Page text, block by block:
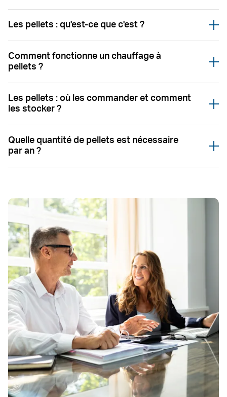
Les pellets : qu'est-ce que c'est ?
Öffnen
Comment fonctionne un chauffage à
pellets ?
Les pellets : où les commander et comment
les stocker ?
Quelle quantité de pellets est nécessaire
par an ?